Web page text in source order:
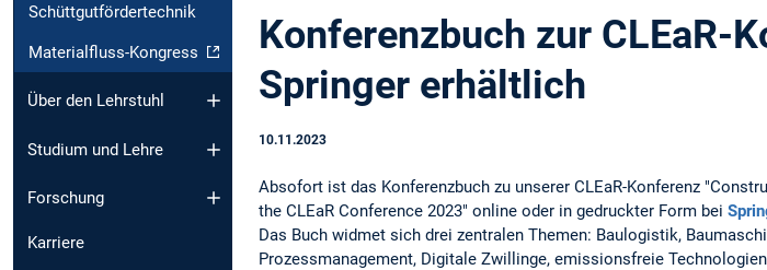
Schüttgutfördertechnik
Materialfluss-Kongress
Über den Lehrstuhl
Studium und Lehre
Forschung
Karriere
Konferenzbuch zur CLEaR-
Springer erhältlich
10.11.2023
Absofort ist das Konferenzbuch zu unserer CLEaR-Konferenz
the CLEaR Conference 2023" online oder in gedruckter Form bei
Das Buch widmet sich drei zentralen Themen: Baulogistik,
Prozessmanagement, Digitale Zwillinge, emissionsfreie